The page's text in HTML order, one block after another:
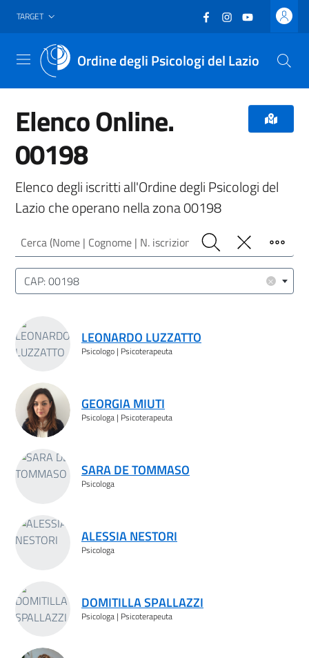
Vai al header
Vai al contenuto principale
Vai al footer
TARGET Facebook
(nuova scheda -
Instagram
(nuova scheda
YouTube
(nuova
Ordine degli Psicologi del Lazio
Menu
Elenco Online.
00198
Elenco degli iscritti all'Ordine degli Psicologi del
Lazio che operano nella zona 00198
Cerca (Nome | Cognome | N. iscrizione)
Cerca PulisciFiltro
Luogo (CAP | Comune | Provincia)
×
CAP: 00198
LEONARDO LUZZATTO
Psicologo | Psicoterapeuta
GEORGIA MIUTI
Psicologa | Psicoterapeuta
SARA DE TOMMASO
Psicologa
ALESSIA NESTORI
Psicologa
DOMITILLA SPALLAZZI
Psicologa | Psicoterapeuta